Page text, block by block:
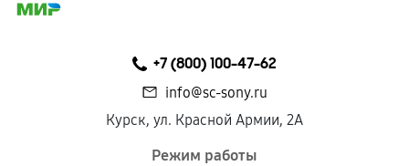
+7 (800) 100-47-62
info@sc-sony.ru
Курск, ул. Красной Армии, 2А
Режим работы